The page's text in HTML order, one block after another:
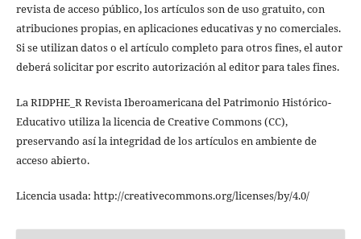
revista de acceso público, los artículos son de uso gratuito, con
atribuciones propias, en aplicaciones educativas y no comerciales.
Si se utilizan datos o el artículo completo para otros fines, el autor
deberá solicitar por escrito autorización al editor para tales fines.
La RIDPHE_R Revista Iberoamericana del Patrimonio Histórico-
Educativo utiliza la licencia de Creative Commons (CC),
preservando así la integridad de los artículos en ambiente de
acceso abierto.
Licencia usada: http://creativecommons.org/licenses/by/4.0/